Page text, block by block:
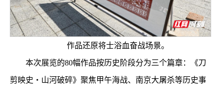
作品还原将士浴血奋战场景。
本次展览的80幅作品按历史阶段分为三个篇章：《刀
剪映史・山河破碎》聚焦甲午海战、南京大屠杀等历史事